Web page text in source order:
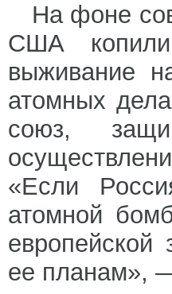
На фоне
США
выживание
атомных
союз,
«Если
атомной
европейской
ее планам»,